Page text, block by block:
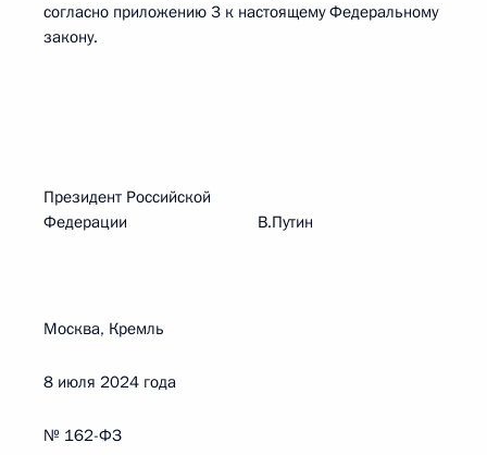
согласно приложению 3 к настоящему Федеральному
закону.
Президент Российской
Федерации В.Путин
Москва, Кремль
8 июля 2024 года
№ 162-ФЗ